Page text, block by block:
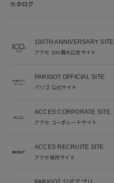
カタログ
100TH ANNIVERSARY SITE
アクセ 100周年記念サイト
PARIGOT OFFICIAL SITE
パリゴ 公式サイト
ACCES CORPORATE SITE
アクセ コーポレートサイト
ACCES RECRUITE SITE
アクセ採用サイト